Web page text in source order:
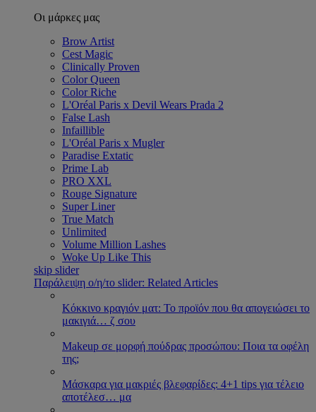
Οι μάρκες μας
Brow Artist
Cest Magic
Clinically Proven
Color Queen
Color Riche
L'Oréal Paris x Devil Wears Prada 2
False Lash
Infaillible
L'Oréal Paris x Mugler
Paradise Extatic
Prime Lab
PRO XXL
Rouge Signature
Super Liner
True Match
Unlimited
Volume Million Lashes
Woke Up Like This
skip slider
Παράλειψη ο/η/το slider: Related Articles
Κόκκινο κραγιόν ματ: Το προϊόν που θα απογειώσει το
μακιγιά… ζ σου
Makeup σε μορφή πούδρας προσώπου: Ποια τα οφέλη
της;
Μάσκαρα για μακριές βλεφαρίδες: 4+1 tips για τέλειο
αποτέλεσ… μα